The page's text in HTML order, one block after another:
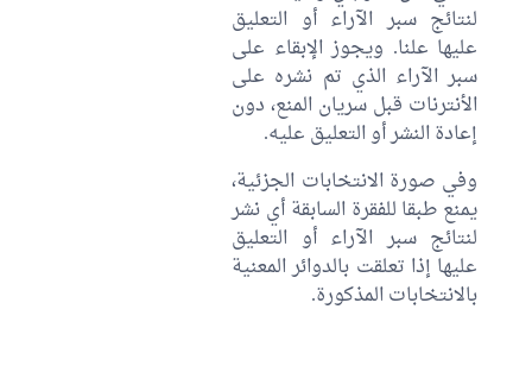
لنتائج سبر الآراء أو التعليق
عليها علنا. ويجوز الإبقاء على
سبر الآراء الذي تم نشره على
الأنترنات قبل سريان المنع، دون
إعادة النشر أو التعليق عليه.
وفي صورة الانتخابات الجزئية،
يمنع طبقا للفقرة السابقة أي نشر
لنتائج سبر الآراء أو التعليق
عليها إذا تعلقت بالدوائر المعنية
بالانتخابات المذكورة.